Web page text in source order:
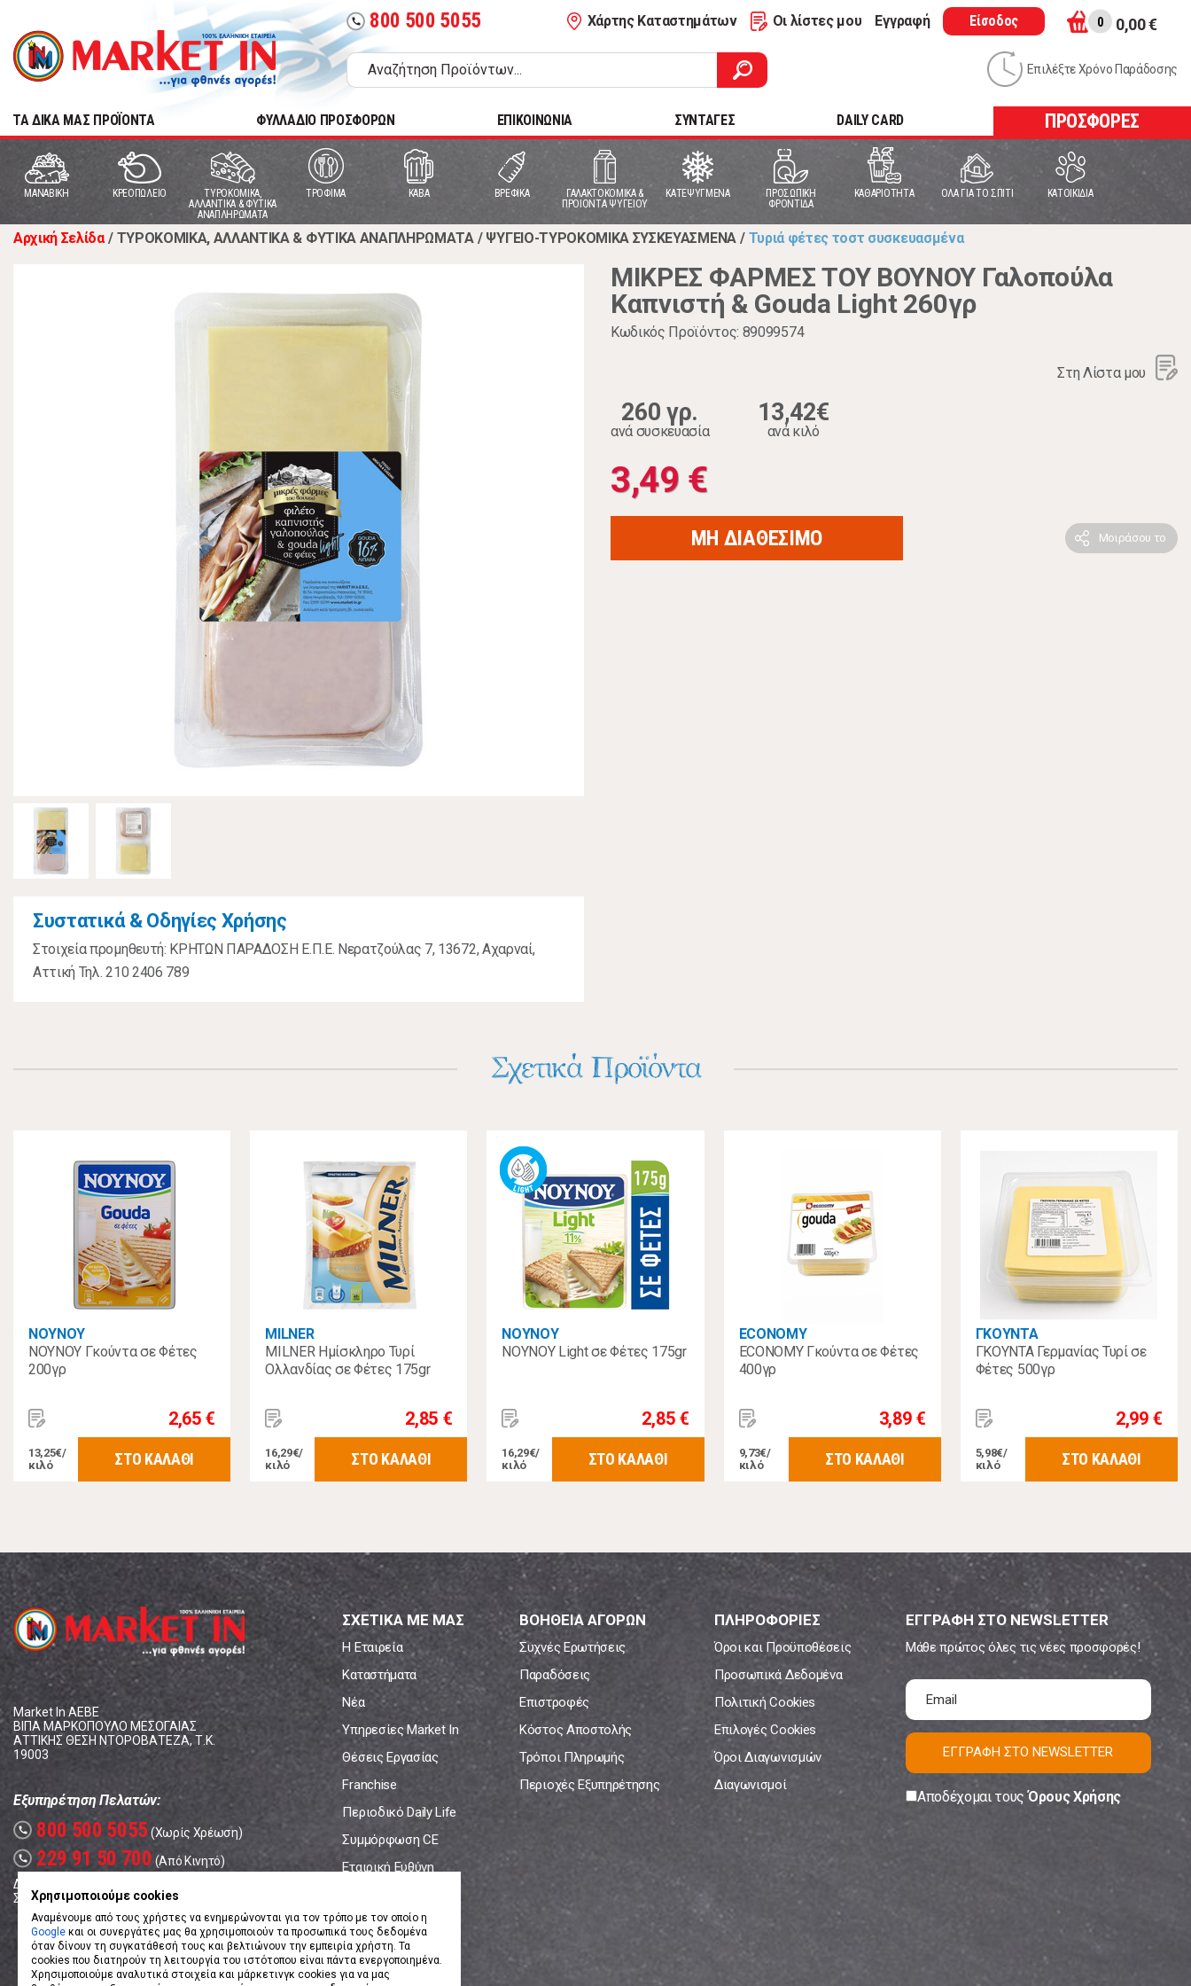
call 800 500 5055 Χάρτης Καταστημάτων Οι λίστες μου Εγγραφή Είσοδος 0 0,00 €
Επιλέξτε Χρόνο Παράδοσης
TA ΔΙΚΑ ΜΑΣ ΠΡΟΪΟΝΤΑ ΦΥΛΛΑΔΙΟ ΠΡΟΣΦΟΡΩΝ ΕΠΙΚΟΙΝΩΝΙΑ ΣΥΝΤΑΓΕΣ DAILY CARD ΠΡΟΣΦΟΡΕΣ
MANABIKH ΚΡΕΟΠΩΛΕΙΟ
ΤΥΡΟΚΟΜΙΚΑ,
ΑΛΛΑΝΤΙΚΑ & ΦΥΤΙΚΑ
ΑΝΑΠΛΗΡΩΜΑΤΑ
ΤΡΟΦΙΜΑ ΚΑΒΑ ΒΡΕΦΙΚΑ
ΓΑΛΑΚΤΟΚΟΜΙΚΑ &
ΠΡΟΙΟΝΤΑ ΨΥΓΕΙΟΥ
ΚΑΤΕΨΥΓΜΕΝΑ
ΠΡΟΣΩΠΙΚΗ
ΦΡΟΝΤΙΔΑ
ΚΑΘΑΡΙΟΤΗΤΑ ΟΛΑ ΓΙΑ ΤΟ ΣΠΙΤΙ ΚΑΤΟΙΚΙΔΙΑ
Αρχική Σελίδα / ΤΥΡΟΚΟΜΙΚΑ, ΑΛΛΑΝΤΙΚΑ & ΦΥΤΙΚΑ ΑΝΑΠΛΗΡΩΜΑΤΑ / ΨΥΓΕΙΟ-ΤΥΡΟΚΟΜΙΚΑ ΣΥΣΚΕΥΑΣΜΕΝΑ / Τυριά φέτες τοστ συσκευασμένα
ΜΙΚΡΕΣ ΦΑΡΜΕΣ ΤΟΥ ΒΟΥΝΟΥ Γαλοπούλα
Καπνιστή & Gouda Light 260γρ
Κωδικός Προϊόντος: 89099574
Στη Λίστα μου
260 γρ.
ανά συσκευασία
13,42€
ανά κιλό
3,49 €
ΜΗ ΔΙΑΘΕΣΙΜΟ Μοιράσου το
Συστατικά & Οδηγίες Χρήσης
Στοιχεία προμηθευτή: ΚΡΗΤΩΝ ΠΑΡΑΔΟΣΗ Ε.Π.Ε. Νερατζούλας 7, 13672, Αχαρναί,
Αττική Τηλ. 210 2406 789
Σχετικά Προϊόντα
ΝΟΥΝΟΥ
ΝΟΥΝΟΥ Γκούντα σε Φέτες
200γρ
2,65 €
13,25€/
κιλό
ΣΤΟ ΚΑΛΑΘΙ
MILNER
MILNER Ημίσκληρο Τυρί
Ολλανδίας σε Φέτες 175gr
2,85 €
16,29€/
κιλό
ΣΤΟ ΚΑΛΑΘΙ
ΝΟΥΝΟΥ
NOYNOY Light σε Φέτες 175gr
2,85 €
16,29€/
κιλό
ΣΤΟ ΚΑΛΑΘΙ
ECONOMY
ECONOMY Γκούντα σε Φέτες
400γρ
3,89 €
9,73€/
κιλό
ΣΤΟ ΚΑΛΑΘΙ
ΓΚΟΥΝΤΑ
ΓΚΟΥΝΤΑ Γερμανίας Τυρί σε
Φέτες 500γρ
2,99 €
5,98€/
κιλό
ΣΤΟ ΚΑΛΑΘΙ
Market In ΑΕΒΕ
ΒΙΠΑ ΜΑΡΚΟΠΟΥΛΟ ΜΕΣΟΓΑΙΑΣ
ΑΤΤΙΚΗΣ ΘΕΣΗ ΝΤΟΡΟΒΑΤΕΖΑ, Τ.Κ.
19003
Εξυπηρέτηση Πελατών:
call 800 500 5055 (Χωρίς Χρέωση)
call 229 91 50 700 (Από Κινητό)
Δευτέρα - Παρασκευή: 08:00 - 17:00
Σάββατο: 08:00 – 14:00
ΣΧΕΤΙΚΑ ΜΕ ΜΑΣ
Η Εταιρεία
Καταστήματα
Νέα
Υπηρεσίες Market In
Θέσεις Εργασίας
Franchise
Περιοδικό Daily Life
Συμμόρφωση CE
Εταιρική Ευθύνη
ΒΟΗΘΕΙΑ ΑΓΟΡΩΝ
Συχνές Ερωτήσεις
Παραδόσεις
Επιστροφές
Κόστος Αποστολής
Τρόποι Πληρωμής
Περιοχές Εξυπηρέτησης
ΠΛΗΡΟΦΟΡΙΕΣ
Όροι και Προϋποθέσεις
Προσωπικά Δεδομένα
Πολιτική Cookies
Επιλογές Cookies
Όροι Διαγωνισμών
Διαγωνισμοί
ΕΓΓΡΑΦΗ ΣΤΟ NEWSLETTER
Μάθε πρώτος όλες τις νέες προσφορές!
ΕΓΓΡΑΦΗ ΣΤΟ NEWSLETTER
Αποδέχομαι τουςΌρους Χρήσης
Χρησιμοποιούμε cookies
Αναμένουμε από τους χρήστες να ενημερώνονται για τον τρόπο με τον οποίο η
Google και οι συνεργάτες μας θα χρησιμοποιούν τα προσωπικά τους δεδομένα
όταν δίνουν τη συγκατάθεσή τους και βελτιώνουν την εμπειρία χρήστη. Τα
cookies που διατηρούν τη λειτουργία του ιστότοπου είναι πάντα ενεργοποιημένα.
Χρησιμοποιούμε αναλυτικά στοιχεία και μάρκετινγκ cookies για να μας